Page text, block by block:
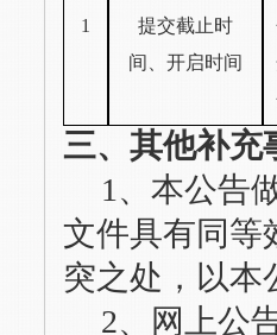
1
提交截止时
间
开启时间
三、其他补充
1、本公告
文件具有同等
突之处，以本
2、
网上公